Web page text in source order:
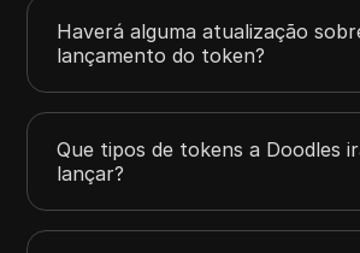
Haverá alguma atualização
lançamento do token?
Que tipos de tokens a Doodles
lançar?